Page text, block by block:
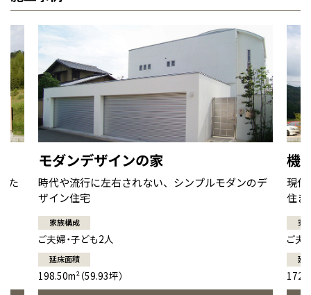
た
モダンデザインの家
時代や流行に左右されない、シンプルモダンのデ
ザイン住宅
家族構成
ご夫婦・子ども2人
延床面積
198.50m²（59.93坪）
機
現代
住ま
家
ご夫
延